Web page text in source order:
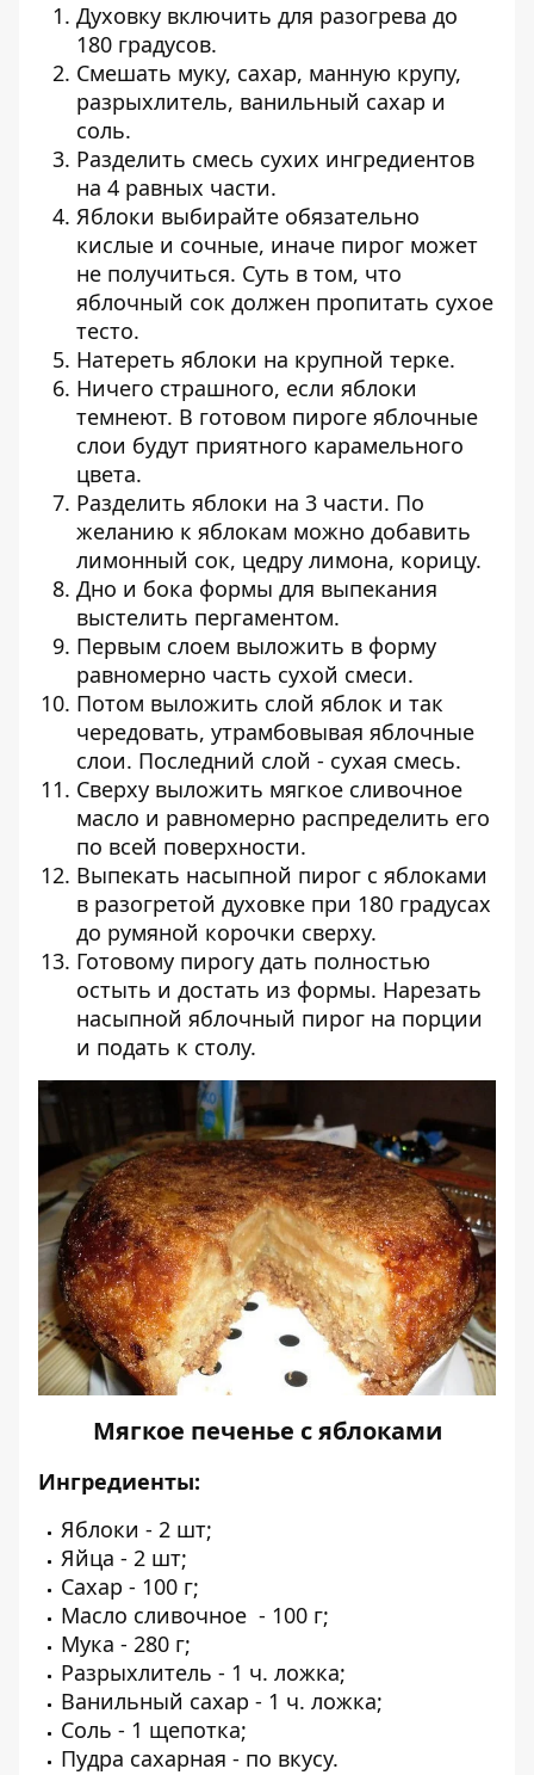
Духовку включить для разогрева до
180 градусов.
Смешать муку, сахар, манную крупу,
разрыхлитель, ванильный сахар и
соль.
Разделить смесь сухих ингредиентов
на 4 равных части.
Яблоки выбирайте обязательно
кислые и сочные, иначе пирог может
не получиться. Суть в том, что
яблочный сок должен пропитать сухое
тесто.
Натереть яблоки на крупной терке.
Ничего страшного, если яблоки
темнеют. В готовом пироге яблочные
слои будут приятного карамельного
цвета.
Разделить яблоки на 3 части. По
желанию к яблокам можно добавить
лимонный сок, цедру лимона, корицу.
Дно и бока формы для выпекания
выстелить пергаментом.
Первым слоем выложить в форму
равномерно часть сухой смеси.
Потом выложить слой яблок и так
чередовать, утрамбовывая яблочные
слои. Последний слой - сухая смесь.
Сверху выложить мягкое сливочное
масло и равномерно распределить его
по всей поверхности.
Выпекать насыпной пирог с яблоками
в разогретой духовке при 180 градусах
до румяной корочки сверху.
Готовому пирогу дать полностью
остыть и достать из формы. Нарезать
насыпной яблочный пирог на порции
и подать к столу.
Мягкое печенье с яблоками
Ингредиенты:
Яблоки - 2 шт;
Яйца - 2 шт;
Сахар - 100 г;
Масло сливочное - 100 г;
Мука - 280 г;
Разрыхлитель - 1 ч. ложка;
Ванильный сахар - 1 ч. ложка;
Соль - 1 щепотка;
Пудра сахарная - по вкусу.